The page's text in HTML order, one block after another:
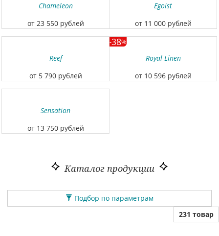
Chameleon
от 23 550 рублей
Egoist
от 11 000 рублей
Reef
от 5 790 рублей
Royal Linen
-38%
от 10 596 рублей
Sensation
от 13 750 рублей
Каталог продукции
Подбор по параметрам
231 товар